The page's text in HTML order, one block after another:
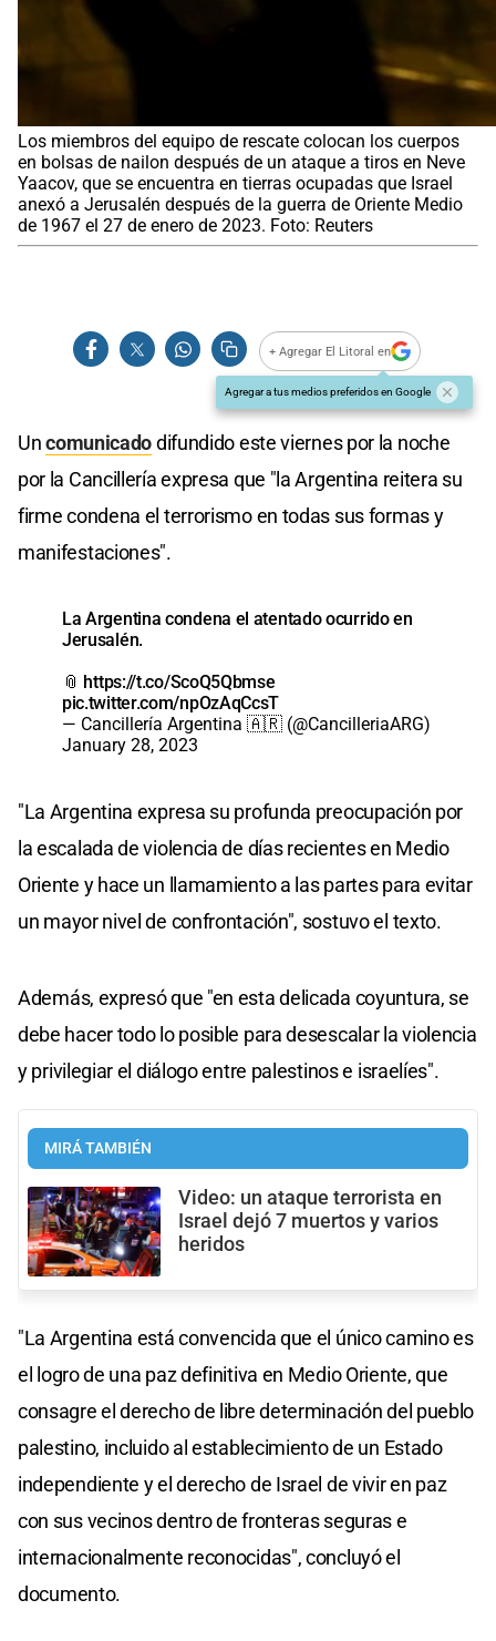
Los miembros del equipo de rescate colocan los cuerpos
en bolsas de nailon después de un ataque a tiros en Neve
Yaacov, que se encuentra en tierras ocupadas que Israel
anexó a Jerusalén después de la guerra de Oriente Medio
de 1967 el 27 de enero de 2023. Foto: Reuters
+ Agregar El Litoral en
Agregar a tus medios preferidos en Google
Uncomunicadodifundido este viernes por la noche
por la Cancillería expresa que "la Argentina reitera su
firme condena el terrorismo en todas sus formas y
manifestaciones".
La Argentina condena el atentado ocurrido en
Jerusalén.
📎 https://t.co/ScoQ5Qbmse
pic.twitter.com/npOzAqCcsT
— Cancillería Argentina 🇦🇷 (@CancilleriaARG)
January 28, 2023
"La Argentina expresa su profunda preocupación por
la escalada de violencia de días recientes en Medio
Oriente y hace un llamamiento a las partes para evitar
un mayor nivel de confrontación", sostuvo el texto.
Además, expresó que "en esta delicada coyuntura, se
debe hacer todo lo posible para desescalar la violencia
y privilegiar el diálogo entre palestinos e israelíes".
MIRÁ TAMBIÉN
Video: un ataque terrorista en
Israel dejó 7 muertos y varios
heridos
"La Argentina está convencida que el único camino es
el logro de una paz definitiva en Medio Oriente, que
consagre el derecho de libre determinación del pueblo
palestino, incluido al establecimiento de un Estado
independiente y el derecho de Israel de vivir en paz
con sus vecinos dentro de fronteras seguras e
internacionalmente reconocidas", concluyó el
documento.